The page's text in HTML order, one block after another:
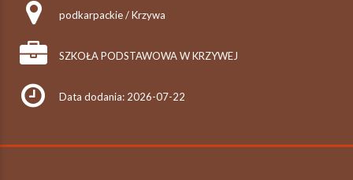
podkarpackie / Krzywa
SZKOŁA PODSTAWOWA W KRZYWEJ
Data dodania: 2026-07-22